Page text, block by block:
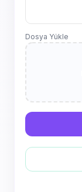
Dosya Yükle